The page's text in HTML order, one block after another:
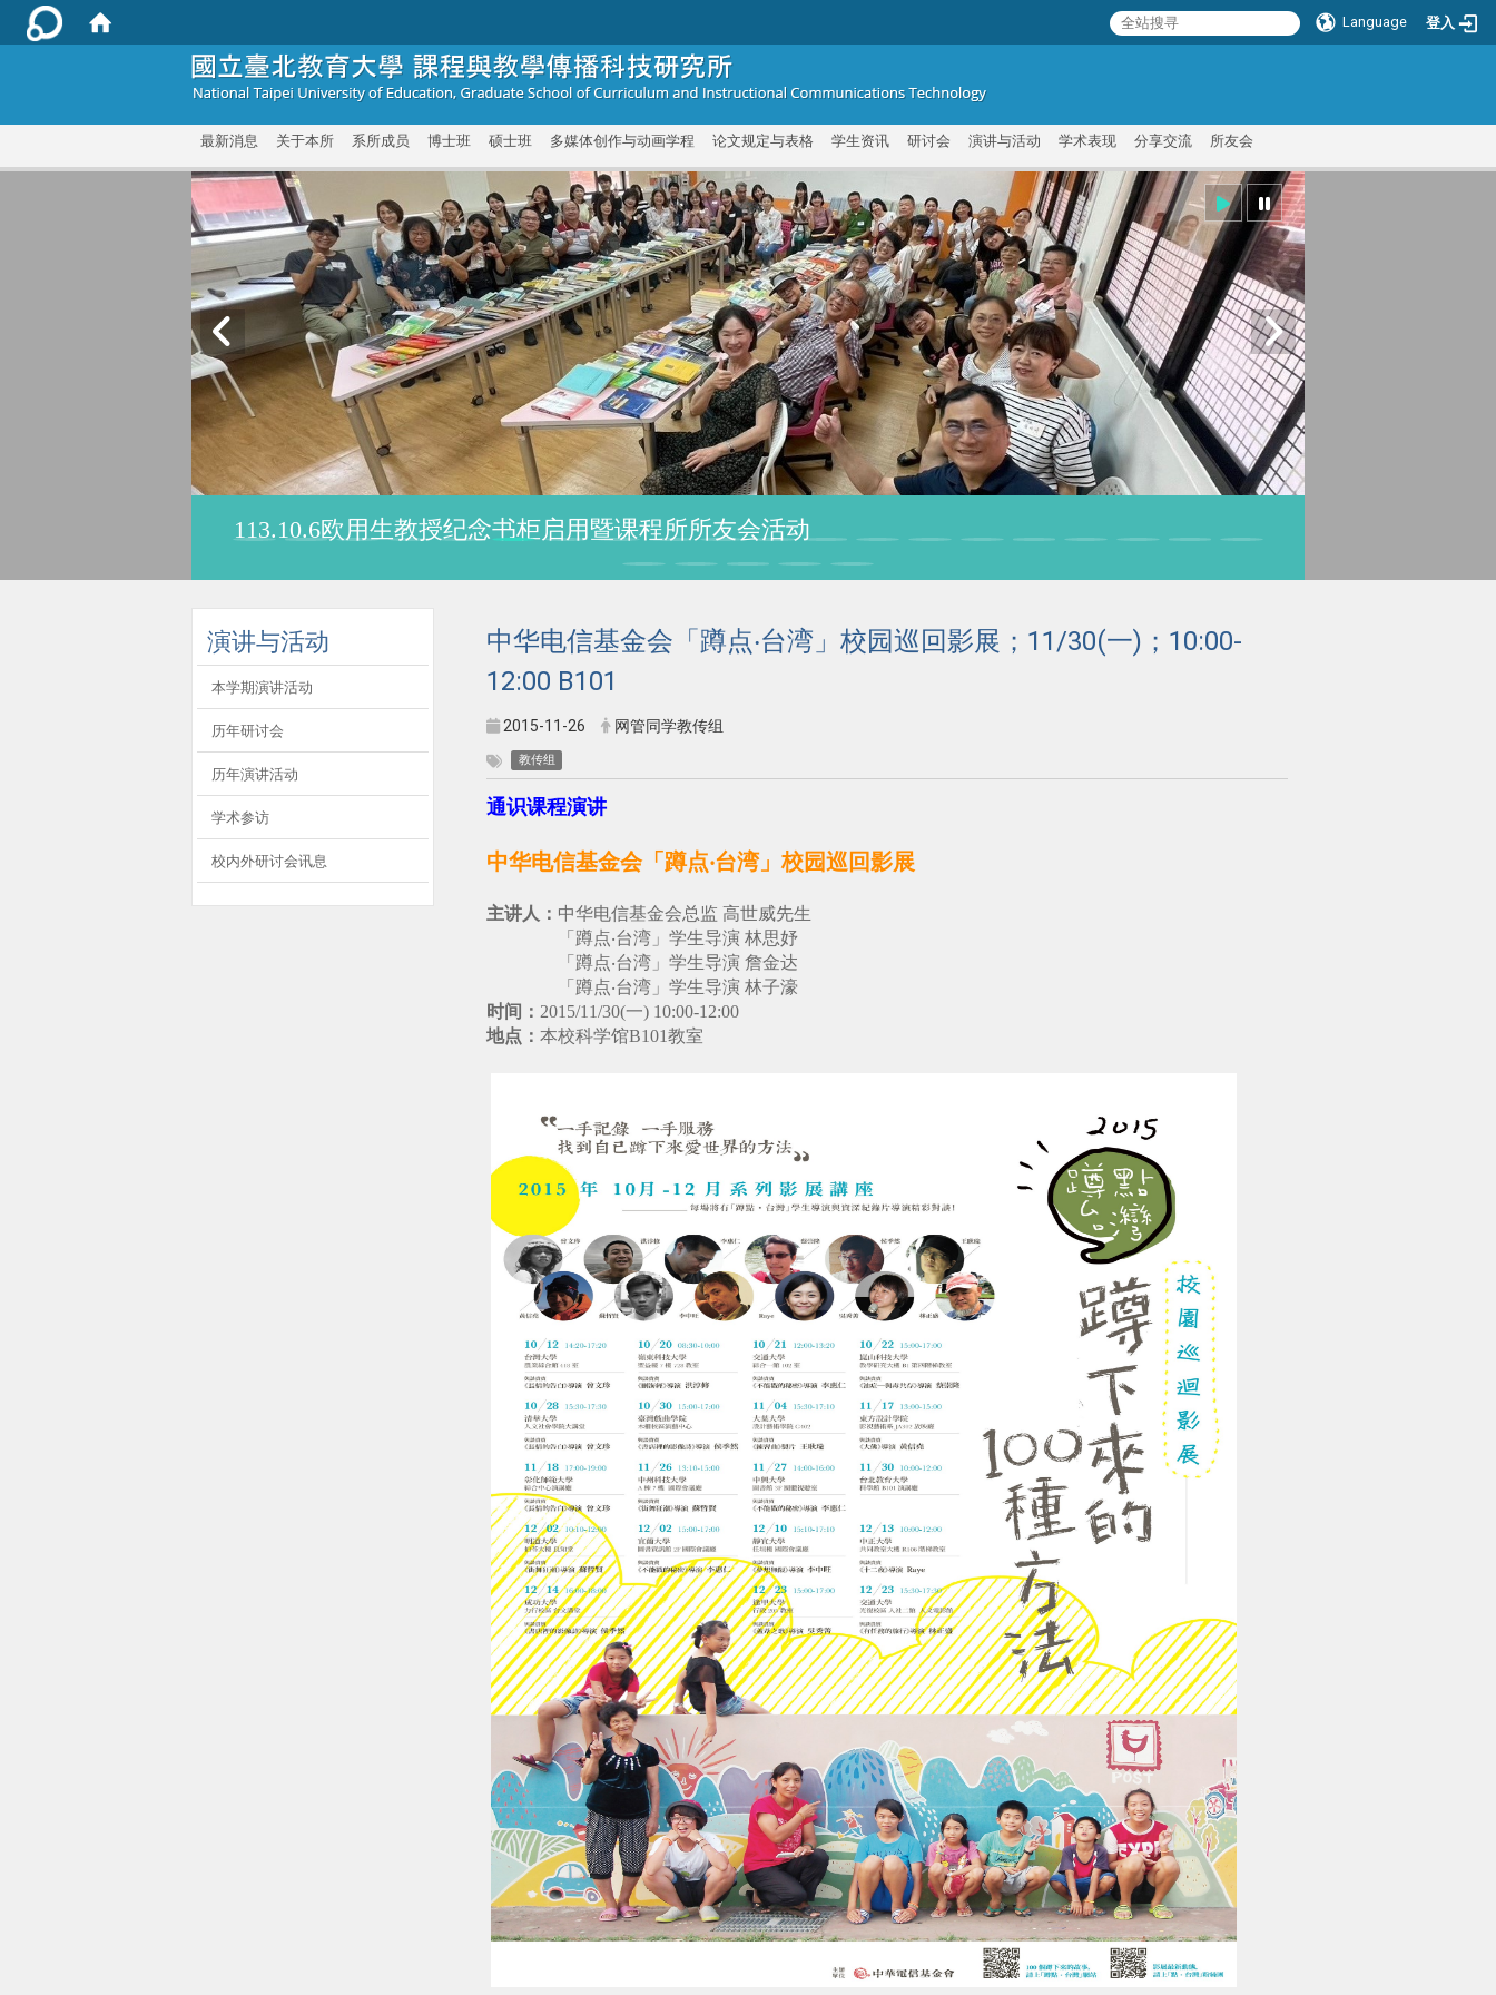
Language 登入
最新消息 关于本所 系所成员 博士班 硕士班 多媒体创作与动画学程 论文规定与表格 学生资讯 研讨会 演讲与活动 学术表现 分享交流 所友会
113.10.6欧用生教授纪念书柜启用暨课程所所友会活动
演讲与活动
本学期演讲活动
历年研讨会
历年演讲活动
学术参访
校内外研讨会讯息
中华电信基金会「蹲点‧台湾」校园巡回影展；11/30(一)；10:00-
12:00 B101
2015-11-26 网管同学教传组
教传组
通识课程演讲
中华电信基金会「蹲点‧台湾」校园巡回影展
主讲人： 中华电信基金会总监 高世威先生
「蹲点‧台湾」学生导演 林思妤
「蹲点‧台湾」学生导演 詹金达
「蹲点‧台湾」学生导演 林子濠
时间： 2015/11/30(一) 10:00-12:00
地点： 本校科学馆B101教室